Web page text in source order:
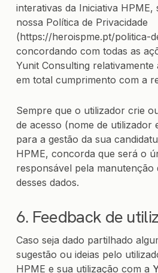
interativas da Iniciativa HPME,
nossa Política de Privacidade
(https://heroispme.pt/politica-
concordando com todas as
Yunit Consulting
em total cumprimento com a
Sempre que o utilizador crie
de acesso (nome de utilizador
para a gestão da sua
HPME, concorda que será o
responsável pela manutenção
desses dados.
6. Feedback de
Caso seja dado partilhado
sugestão ou ideias pelo
HPME e sua utilização com a